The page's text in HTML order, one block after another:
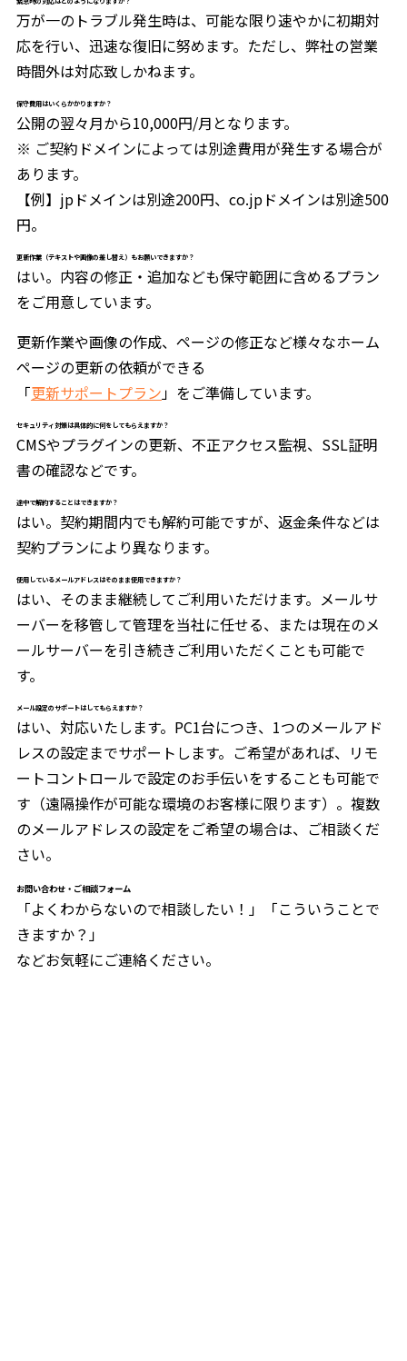
万が一のトラブル発生時は、可能な限り速やかに初期対
応を行い、迅速な復旧に努めます。ただし、弊社の営業
時間外は対応致しかねます。
保守費用はいくらかかりますか？
公開の翌々月から10,000円/月となります。
※ ご契約ドメインによっては別途費用が発生する場合が
あります。
【例】jpドメインは別途200円、co.jpドメインは別途500
円。
更新作業（テキストや画像の差し替え）もお願いできますか？
はい。内容の修正・追加なども保守範囲に含めるプラン
をご用意しています。
更新作業や画像の作成、ページの修正など様々なホーム
ページの更新の依頼ができる
「更新サポートプラン」をご準備しています。
セキュリティ対策は具体的に何をしてもらえますか？
CMSやプラグインの更新、不正アクセス監視、SSL証明
書の確認などです。
途中で解約することはできますか？
はい。契約期間内でも解約可能ですが、返金条件などは
契約プランにより異なります。
使用しているメールアドレスはそのまま使用できますか？
はい、そのまま継続してご利用いただけます。メールサ
ーバーを移管して管理を当社に任せる、または現在のメ
ールサーバーを引き続きご利用いただくことも可能で
す。
メール設定のサポートはしてもらえますか？
はい、対応いたします。PC1台につき、1つのメールアド
レスの設定までサポートします。ご希望があれば、リモ
ートコントロールで設定のお手伝いをすることも可能で
す（遠隔操作が可能な環境のお客様に限ります）。複数
のメールアドレスの設定をご希望の場合は、ご相談くだ
さい。
お問い合わせ・ご相談フォーム
「よくわからないので相談したい！」「こういうことで
きますか？」
などお気軽にご連絡ください。